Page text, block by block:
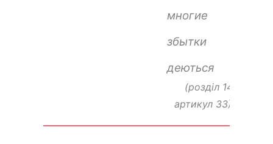
многие
збытки
деються
(розділ 14,
артикул 33)